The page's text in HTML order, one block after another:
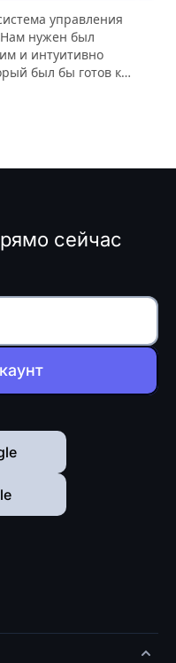
управления
Нам нужен был
и интуитивно
был бы готов к
сейчас